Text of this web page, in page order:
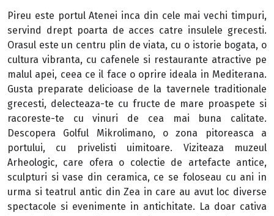
Pireu este portul Atenei inca din cele mai vechi timpuri,
servind drept poarta de acces catre insulele grecesti.
Orasul este un centru plin de viata, cu o istorie bogata, o
cultura vibranta, cu cafenele si restaurante atractive pe
malul apei, ceea ce il face o oprire ideala in Mediterana.
Gusta preparate delicioase de la tavernele traditionale
grecesti, delecteaza-te cu fructe de mare proaspete si
racoreste-te cu vinuri de cea mai buna calitate.
Descopera Golful Mikrolimano, o zona pitoreasca a
portului, cu privelisti uimitoare. Viziteaza muzeul
Arheologic, care ofera o colectie de artefacte antice,
sculpturi si vase din ceramica, ce se foloseau cu ani in
urma si teatrul antic din Zea in care au avut loc diverse
spectacole si evenimente in antichitate. La doar cativa